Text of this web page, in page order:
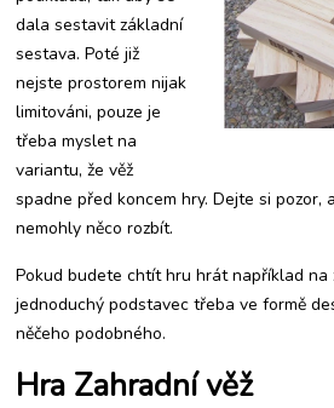
dala sestavit základní
sestava. Poté již
nejste prostorem nijak
limitováni, pouze je
třeba myslet na
variantu, že věž
spadne před koncem hry. Dejte si pozor,
nemohly něco rozbít.
Pokud budete chtít hru hrát například na
jednoduchý podstavec třeba ve formě
něčeho podobného.
Hra Zahradní věž